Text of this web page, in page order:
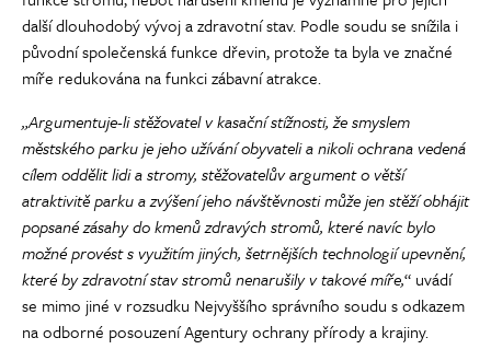
další dlouhodobý vývoj a zdravotní stav. Podle soudu se snížila i
původní společenská funkce dřevin, protože ta byla ve značné
míře redukována na funkci zábavní atrakce.
„Argumentuje-li stěžovatel v kasační stížnosti, že smyslem
městského parku je jeho užívání obyvateli a nikoli ochrana vedená
cílem oddělit lidi a stromy, stěžovatelův argument o větší
atraktivitě parku a zvýšení jeho návštěvnosti může jen stěží obhájit
popsané zásahy do kmenů zdravých stromů, které navíc bylo
možné provést s využitím jiných, šetrnějších technologií upevnění,
které by zdravotní stav stromů nenarušily v takové míře,“ uvádí
se mimo jiné v rozsudku Nejvyššího správního soudu s odkazem
na odborné posouzení Agentury ochrany přírody a krajiny.